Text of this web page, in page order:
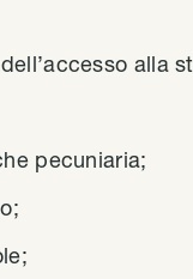
alla
pecuniaria;